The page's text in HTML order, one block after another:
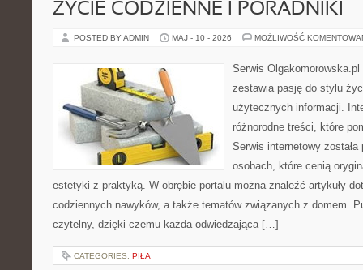
ŻYCIE CODZIENNE I PORADNIKI
POSTED BY ADMIN MAJ - 10 - 2026 MOŻLIWOŚĆ
Serwis
zestawia pasję do stylu
użytecznych informacji.
różnorodne treści, które
Serwis internetowy
osobach, które cenią
estetyki z praktyką. W obrębie portalu można znaleźć artykuły
codziennych nawyków, a także tematów związanych z domem.
czytelny, dzięki czemu każda odwiedzająca […]
CATEGORIES: PIŁA